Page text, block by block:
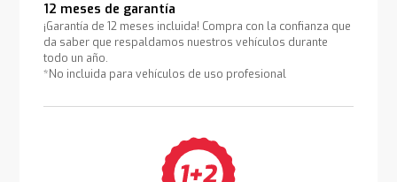
12 meses de garantía
¡Garantía de 12 meses incluida! Compra con la confianza que
da saber que respaldamos nuestros vehículos durante
todo un año.
*No incluida para vehículos de uso profesional